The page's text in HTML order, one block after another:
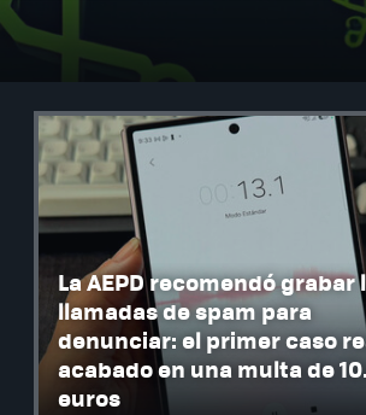
La AEPD recomendó grabar
llamadas de spam para
denunciar: el primer caso
acabado en una multa de
euros